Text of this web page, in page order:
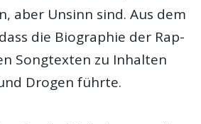
aber Unsinn sind. Aus dem
die Biographie der Rap-
Songtexten zu Inhalten
Drogen führte.